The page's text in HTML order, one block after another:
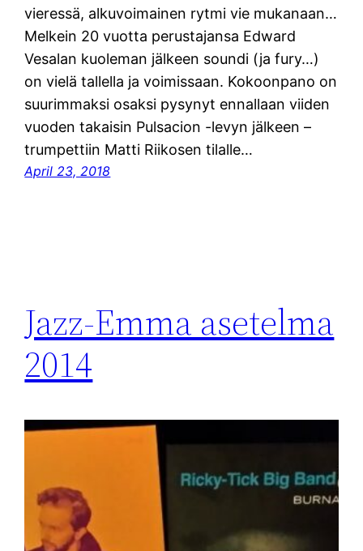
vieressä, alkuvoimainen rytmi vie mukanaan…
Melkein 20 vuotta perustajansa Edward
Vesalan kuoleman jälkeen soundi (ja fury…)
on vielä tallella ja voimissaan. Kokoonpano on
suurimmaksi osaksi pysynyt ennallaan viiden
vuoden takaisin Pulsacion -levyn jälkeen –
trumpettiin Matti Riikosen tilalle…
April 23, 2018
Jazz-Emma asetelma
2014